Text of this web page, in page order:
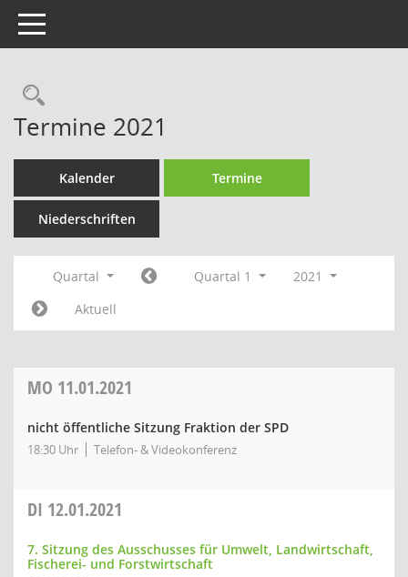
Toggle navigation
Rechercheauswahl
Termine 2021
Kalender Termine
Niederschriften
Quartal Quartal 1
2021
Aktuell
MO 11.01.2021
nicht öffentliche Sitzung Fraktion der SPD
18:30 Uhr Telefon- & Videokonferenz
DI 12.01.2021
7. Sitzung des Ausschusses für Umwelt, Landwirtschaft,
Fischerei- und Forstwirtschaft